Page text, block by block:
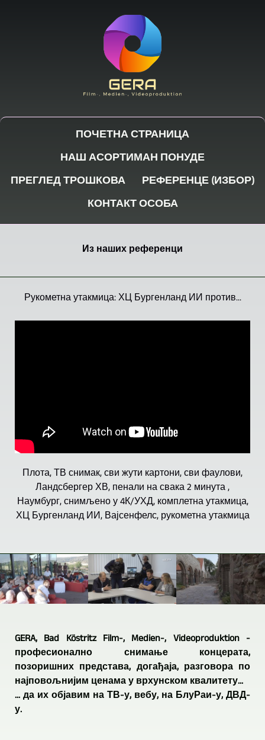
ПОЧЕТНА СТРАНИЦА
НАШ АСОРТИМАН ПОНУДЕ
ПРЕГЛЕД ТРОШКОВА
РЕФЕРЕНЦЕ (ИЗБОР)
КОНТАКТ ОСОБА
Из наших референци
Рукометна утакмица: ХЦ Бургенланд ИИ против...
Плота, ТВ снимак, сви жути картони, сви фаулови,
Ландсбергер ХВ, пенали на свака 2 минута ,
Наумбург, снимљено у 4К/УХД, комплетна утакмица,
ХЦ Бургенланд ИИ, Вајсенфелс, рукометна утакмица
GERA, Bad Köstritz Film-, Medien-, Videoproduktion -
професионално снимање концерата,
позоришних представа, догађаја, разговора по
најповољнијим ценама у врхунском квалитету...
... да их објавим на ТВ-у, вебу, на БлуРаи-у, ДВД-
у.